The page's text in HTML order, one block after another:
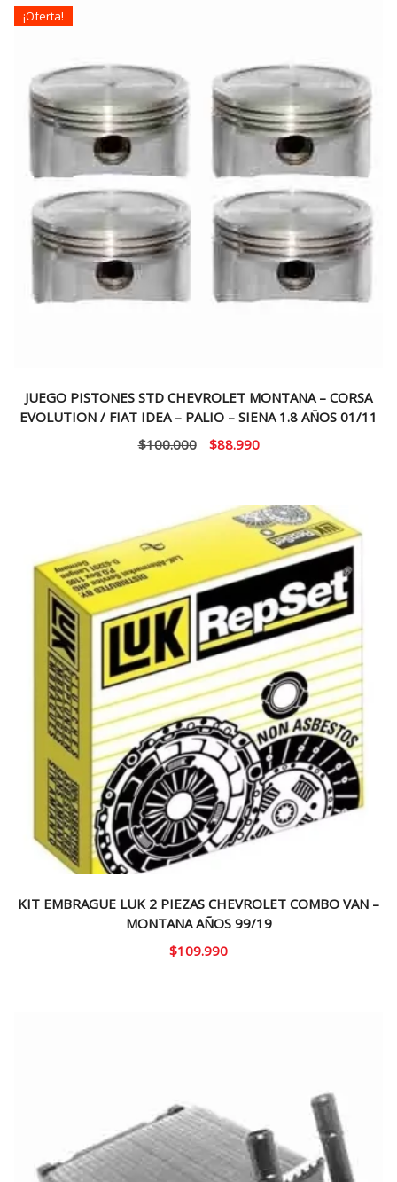
¡Oferta!
JUEGO PISTONES STD CHEVROLET MONTANA – CORSA
EVOLUTION / FIAT IDEA – PALIO – SIENA 1.8 AÑOS 01/11
$100.000
El
era:
$100.000.
$88.990El
es:
$88.990.
KIT EMBRAGUE LUK 2 PIEZAS CHEVROLET COMBO VAN –
MONTANA AÑOS 99/19
$109.990